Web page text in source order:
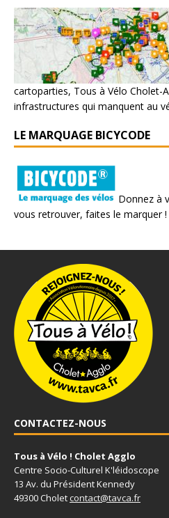
cartoparties, Tous à Vélo Cholet-
infrastructures qui manquent au
LE MARQUAGE BICYCODE
Donnez à
vous retrouver, faites le marquer !
CONTACTEZ-NOUS
Tous à Vélo ! Cholet Agglo
Centre Socio-Culturel K'léidoscope
13 Av. du Président Kennedy
49300 Choletcontact@tavca.fr